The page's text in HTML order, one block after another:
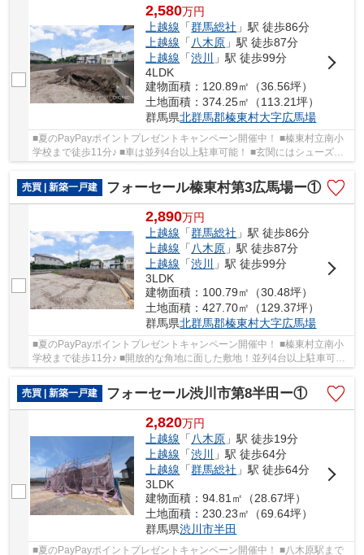
2,580万円
上越線 「群馬総社 」駅 徒歩86分
上越線 「八木原 」駅 徒歩87分
上越線 「渋川
」駅 徒歩99分
4LDK
建物面積：120.89㎡（36.56坪）
土地面積：374.25㎡（113.21坪）
群馬県北群馬郡榛東村大字広馬場
■夏のPayPayポイントプレゼントキャンペーン開催中！ ■榛東村立南小
学校まで徒歩11分♪ ■車は並列4台以上駐車可能！ ■玄関にはシューズイ
売買 | 新築一戸建
フォーセール榛東村第3広馬場ー①
2,890万円
上越線 「群馬総社 」駅 徒歩86分
上越線 「八木原 」駅 徒歩87分
上越線 「渋川
」駅 徒歩99分
3LDK
建物面積：100.79㎡（30.48坪）
土地面積：427.70㎡（129.37坪）
群馬県北群馬郡榛東村大字広馬場
■夏のPayPayポイントプレゼントキャンペーン開催中！ ■榛東村立南小
学校まで徒歩11分♪ ■開放的な角地に面した敷地！並列4台以上駐車可
売買 | 新築一戸建
フォーセール渋川市第8半田ー①
2,820万円
上越線 「 八木原 」駅 徒歩19分
上越線 「渋川
」駅 徒歩64分
上越線 「群馬総社 」駅 徒歩64分
3LDK
建物面積：94.81㎡（28.67坪）
土地面積：230.23㎡（69.64坪）
群馬県渋川市半田
■夏のPayPayポイントプレゼントキャンペーン開催中！ ■八木原駅まで